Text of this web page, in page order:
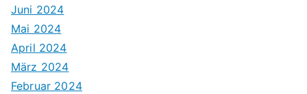
Juni 2024
Mai 2024
April 2024
März 2024
Februar 2024